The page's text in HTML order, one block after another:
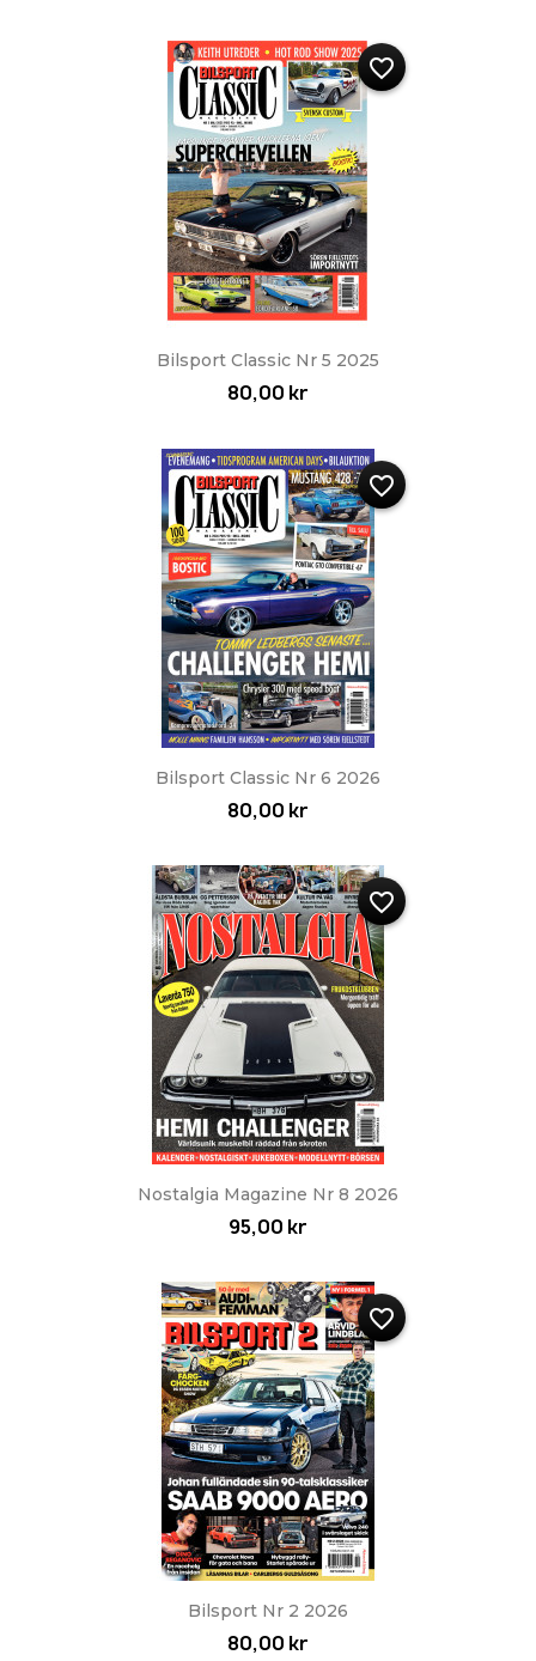
Bilsport Classic Nr 5 2025
80,00 kr
favorite_border
Bilsport Classic Nr 6 2026
80,00 kr
favorite_border
Nostalgia Magazine Nr 8 2026
95,00 kr
favorite_border
Bilsport Nr 2 2026
80,00 kr
favorite_border